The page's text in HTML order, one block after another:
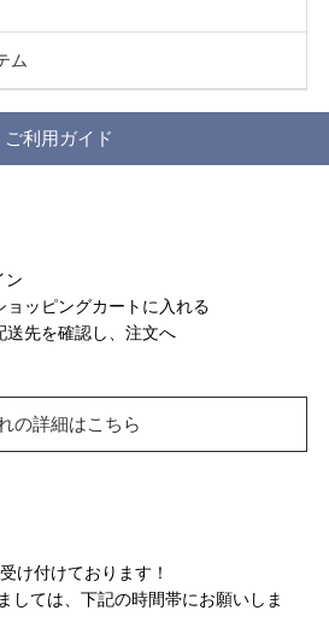
ム
ご利用ガイド
ン
ッピングカートに入れる
先を確認し、注文へ
の詳細はこちら
け付けております！
しては、下記の時間帯にお願いしま